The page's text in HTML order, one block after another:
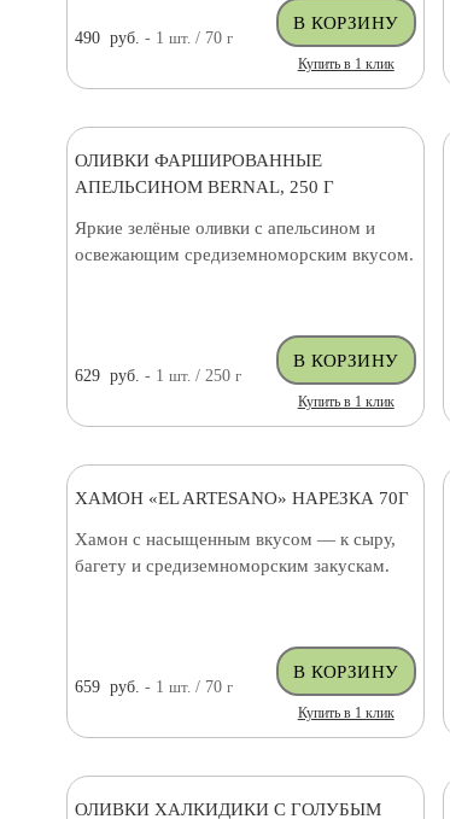
490 руб. - 1 шт./ 70 г
Купить в 1 клик
ОЛИВКИ ФАРШИРОВАННЫЕ
АПЕЛЬСИНОМ BERNAL, 250 Г
Яркие зелёные оливки с апельсином и
освежающим средиземноморским вкусом.
629 руб. - 1 шт./ 250 г
Купить в 1 клик
ХАМОН «EL ARTESANO» НАРЕЗКА 70Г
Хамон с насыщенным вкусом — к сыру,
багету и средиземноморским закускам.
659 руб. - 1 шт./ 70 г
Купить в 1 клик
ОЛИВКИ ХАЛКИДИКИ С ГОЛУБЫМ